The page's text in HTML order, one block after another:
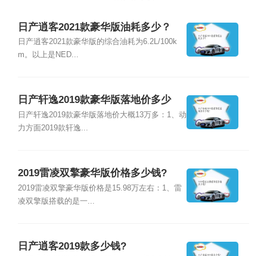
日产逍客2021款豪华版油耗多少？
日产逍客2021款豪华版的综合油耗为6.2L/100k
m。以上是NED...
日产轩逸2019款豪华版落地价多少
钱?
日产轩逸2019款豪华版落地价大概13万多：1、动
力方面2019款轩逸...
2019雷凌双擎豪华版价格多少钱?
2019雷凌双擎豪华版价格是15.98万左右：1、雷
凌双擎版搭载的是一...
日产逍客2019款多少钱?